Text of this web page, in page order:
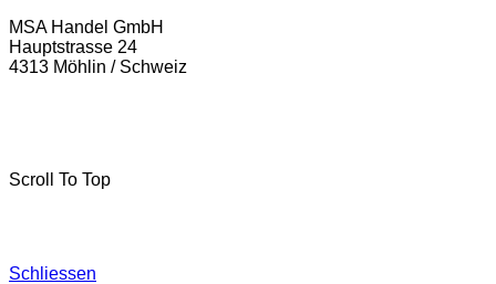
MSA Handel GmbH
Hauptstrasse 24
4313 Möhlin / Schweiz
Scroll To Top
Schliessen